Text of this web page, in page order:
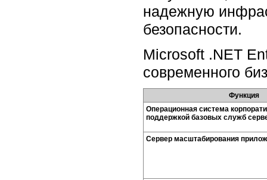
надежную
безопасности.
Microsoft .NET
современного
Функция
Операционная система
поддержкой базовых служб
Сервер масштабирования